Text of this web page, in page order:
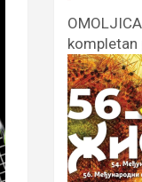
kompletan